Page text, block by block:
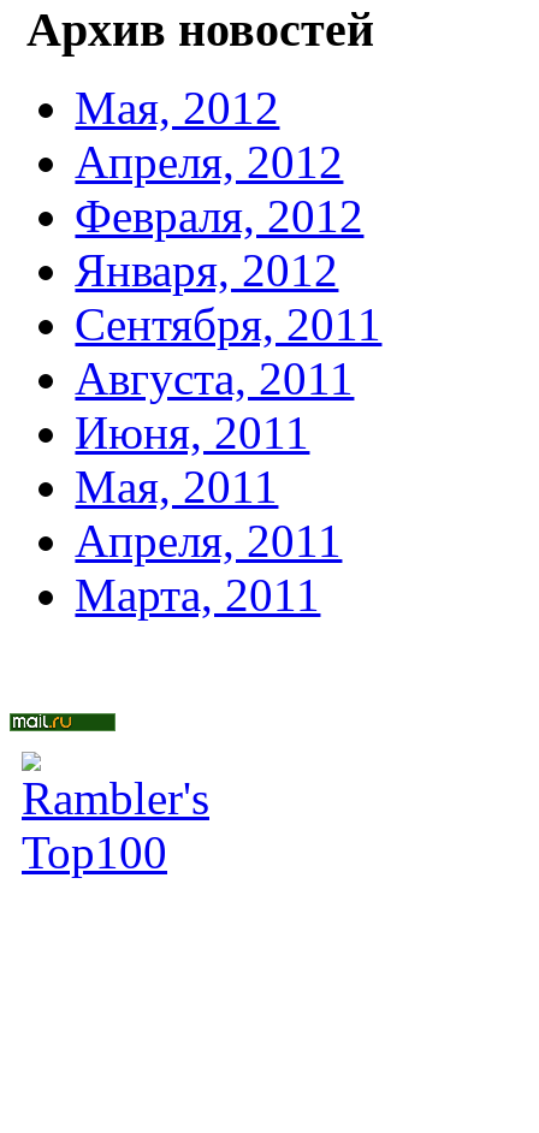
Архив новостей
Мая, 2012
Апреля, 2012
Февраля, 2012
Января, 2012
Сентября, 2011
Августа, 2011
Июня, 2011
Мая, 2011
Апреля, 2011
Марта, 2011